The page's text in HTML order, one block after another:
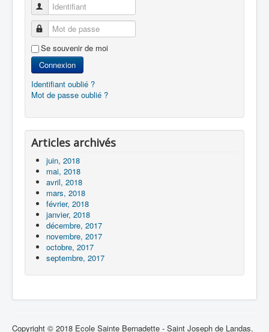
Identifiant
Mot de passe
Se souvenir de moi
Connexion
Identifiant oublié ?
Mot de passe oublié ?
Articles archivés
juin, 2018
mai, 2018
avril, 2018
mars, 2018
février, 2018
janvier, 2018
décembre, 2017
novembre, 2017
octobre, 2017
septembre, 2017
Copyright © 2018 Ecole Sainte Bernadette - Saint Joseph de Landas.